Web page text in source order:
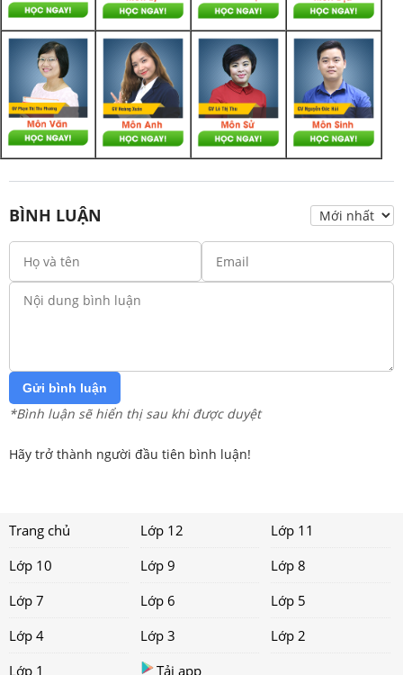
BÌNH LUẬN
Gửi bình luận
*Bình luận sẽ hiển thị sau khi được duyệt
Hãy trở thành người đầu tiên bình luận!
Trang chủ Lớp 12
Lớp 11
Lớp 10
Lớp 9
Lớp 8
Lớp 7
Lớp 6
Lớp 5
Lớp 4
Lớp 3
Lớp 2
Lớp 1
Tải app